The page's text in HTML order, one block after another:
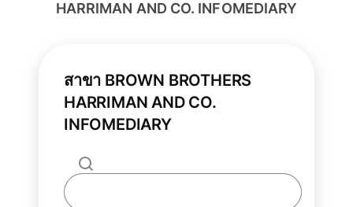
HARRIMAN AND CO. INFOMEDIARY
สาขา BROWN BROTHERS
HARRIMAN AND CO.
INFOMEDIARY